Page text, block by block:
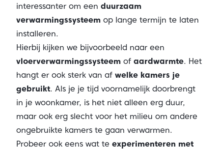
interessanter om een duurzaam
verwarmingssysteemop lange termijn te laten
installeren.
Hierbij kijken we bijvoorbeeld naar een
vloerverwarmingssysteemof aardwarmte. Het
hangt er ook sterk van af welke kamers je
gebruikt. Als je je tijd voornamelijk doorbrengt
in je woonkamer, is het niet alleen erg duur,
maar ook erg slecht voor het milieu om andere
ongebruikte kamers te gaan verwarmen.
Probeer ook eens wat te experimenteren met